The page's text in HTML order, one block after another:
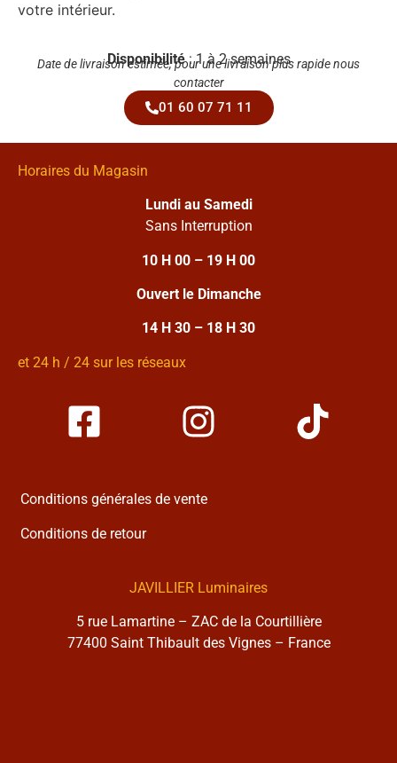
votre intérieur.
Disponibilité: 1 à 2 semaines
Date de livraison estimée, pour une livraison plus rapide nous
contacter
01 60 07 71 11
Horaires du Magasin
Lundi au Samedi
Sans Interruption
10 H 00 – 19 H 00
Ouvert le Dimanche
14 H 30 – 18 H 30
et 24 h / 24 sur les réseaux
Conditions générales de vente
Conditions de retour
JAVILLIER Luminaires
5 rue Lamartine – ZAC de la Courtillière
77400 Saint Thibault des Vignes – France